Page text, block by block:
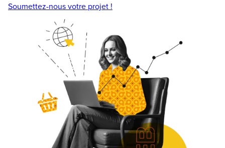
Soumettez-nous votre projet !